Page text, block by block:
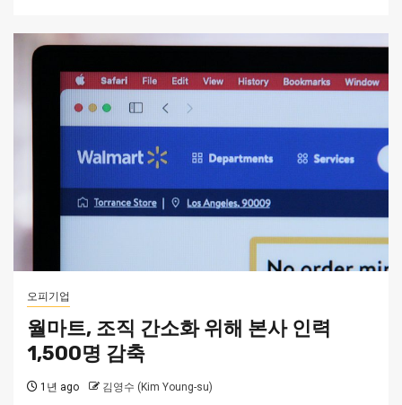
오피기업
월마트, 조직 간소화 위해 본사 인력
1,500명 감축
1년 ago 김영수 (Kim Young-su)